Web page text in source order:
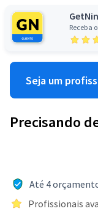
Receba
Seja um
Precisando
Até 4
Profissionais